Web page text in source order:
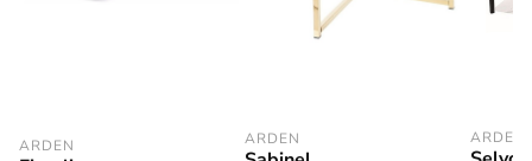
ARDEN ARDEN ARDEN